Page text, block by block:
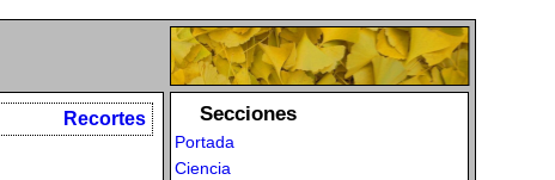
Recortes Secciones
Portada
Ciencia